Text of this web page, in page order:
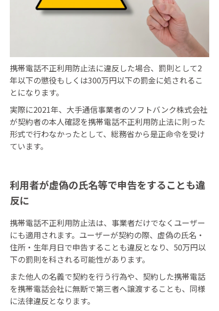
携帯電話不正利用防止法に違反した場合、罰則として2
年以下の懲役もしくは300万円以下の罰金に処されるこ
とになります。
実際に2021年、大手通信事業者のソフトバンク株式会社
が契約者の本人確認を携帯電話不正利用防止法に則った
形式で行わなかったとして、総務省から是正命令を受け
ています。
利用者が虚偽の氏名等で申告をすることも違
反に
携帯電話不正利用防止法は、事業者だけでなくユーザー
にも適用されます。ユーザーが契約の際、虚偽の氏名・
住所・生年月日で申告することも違反となり、50万円以
下の罰則を科される可能性があります。
また他人の名義で契約を行う行為や、契約した携帯電話
を携帯電話会社に無断で第三者へ譲渡することも、同様
に法律違反となります。